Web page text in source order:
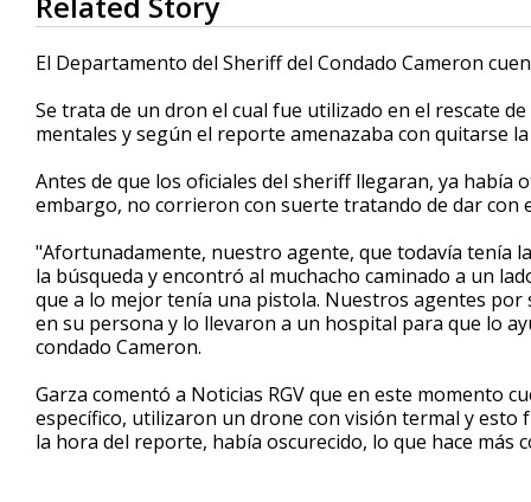
seconds
of
1
minute,
seconds Volume
90%
El Departamento del Sheriff del Condado Cameron
Se trata de un dron el cual fue utilizado en el rescate
mentales y según el reporte amenazaba con quitarse
Antes de que los oficiales del sheriff llegaran, ya
embargo, no corrieron con suerte tratando de dar con
"Afortunadamente, nuestro agente, que todavía tenía
la búsqueda y encontró al muchacho caminado a un
que a lo mejor tenía una pistola. Nuestros agentes
en su persona y lo llevaron a un hospital para que lo
condado Cameron.
Garza comentó a Noticias RGV que en este momento
específico, utilizaron un drone con visión termal y
la hora del reporte, había oscurecido, lo que hace más